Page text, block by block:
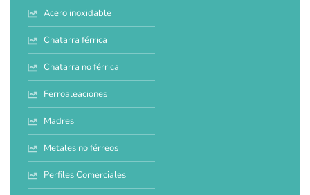
Acero inoxidable
Chatarra férrica
Chatarra no férrica
Ferroaleaciones
Madres
Metales no férreos
Perfiles Comerciales